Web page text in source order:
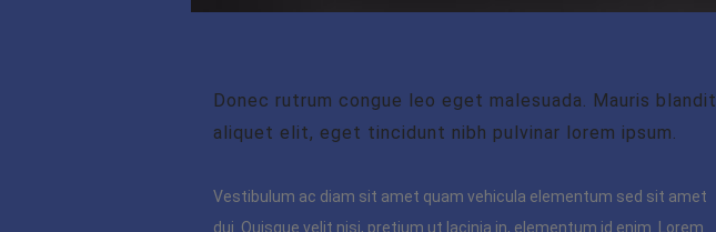
Donec rutrum congue leo eget malesuada. Mauris blandit
aliquet elit, eget tincidunt nibh pulvinar lorem ipsum.
Vestibulum ac diam sit amet quam vehicula elementum sed sit amet
dui. Quisque velit nisi, pretium ut lacinia in, elementum id enim. Lorem